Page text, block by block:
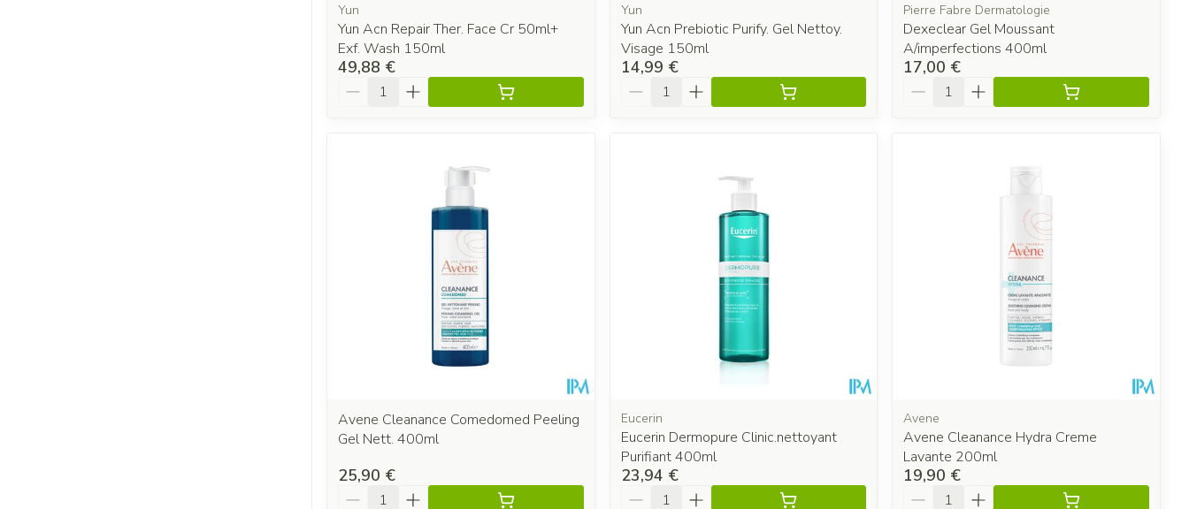
Yun
Yun Acn Repair Ther. Face Cr 50ml+
Exf. Wash 150ml
49,88 €
Quantité
Yun
Yun Acn Prebiotic Purify. Gel Nettoy.
Visage 150ml
14,99 €
Quantité
Pierre Fabre Dermatologie
Dexeclear Gel Moussant
A/imperfections 400ml
17,00 €
Quantité
Avene Cleanance Comedomed Peeling
Gel Nett. 400ml
25,90 €
Quantité
Eucerin
Eucerin Dermopure Clinic.nettoyant
Purifiant 400ml
23,94 €
Quantité
Avene
Avene Cleanance Hydra Creme
Lavante 200ml
19,90 €
Quantité